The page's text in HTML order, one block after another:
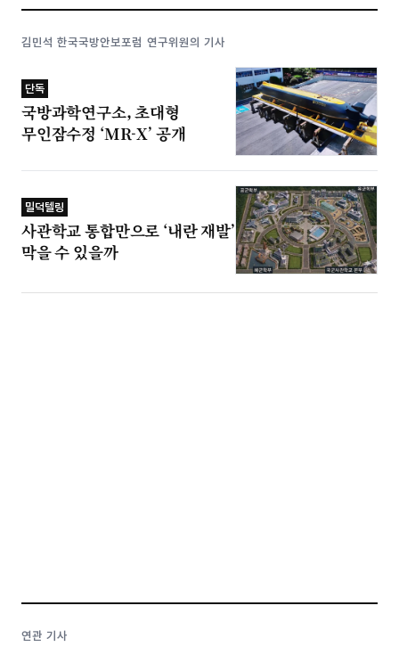
김민석 한국국방안보포럼 연구위원의 기사
단독
국방과학연구소, 초대형
무인잠수정 ‘MR-X’ 공개
밀덕텔링
사관학교 통합만으로 ‘내란 재발’
막을 수 있을까
연관 기사